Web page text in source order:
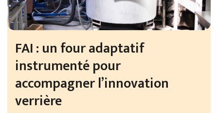
FAI : un four adaptatif
instrumenté pour
accompagner l’innovation
verrière